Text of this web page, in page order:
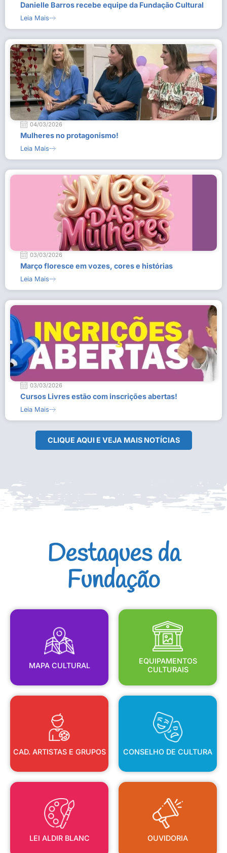
Danielle Barros recebe equipe da Fundação Cultural
Leia Mais
04/03/2026
Mulheres no protagonismo!
Leia Mais
03/03/2026
Março floresce em vozes, cores e histórias
Leia Mais
03/03/2026
Cursos Livres estão com inscrições abertas!
Leia Mais
CLIQUE AQUI E VEJA MAIS NOTÍCIAS
Destaques da
Fundação
MAPA CULTURAL
MAPA CULTURAL
EQUIPAMENTOS
CULTURAIS
EQUIPAMENTOS
CULTURAIS
CAD. ARTISTAS E GRUPOS
CAD. ARTISTAS E GRUPOS
CONSELHO DE CULTURA
CONSELHO DE CULTURA
LEI ALDIR BLANC
LEI ALDIR BLANC
OUVIDORIA
OUVIDORIA